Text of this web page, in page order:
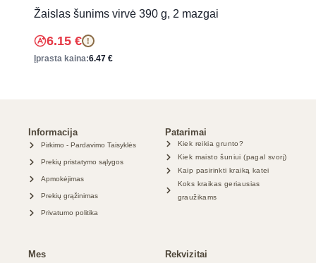
Žaislas šunims virvė 390 g, 2 mazgai
6.15 € !
Įprasta kaina:6.47 €
Informacija
Pirkimo - Pardavimo Taisyklės
Prekių pristatymo sąlygos
Apmokėjimas
Prekių grąžinimas
Privatumo politika
Patarimai
Kiek reikia grunto?
Kiek maisto šuniui (pagal svorį)
Kaip pasirinkti kraiką katei
Koks kraikas geriausias
graužikams
Mes Rekvizitai